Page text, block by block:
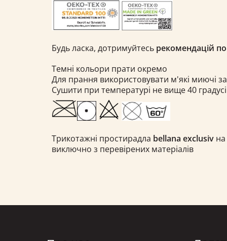
Будь ласка, дотримуйтесь рекомендацій
Темні кольори прати окремо
Для прання використовувати м'які миючі
Сушити при температурі не вище 40
Трикотажні простирадла bellana exclusiv
виключно з перевірених матеріалів